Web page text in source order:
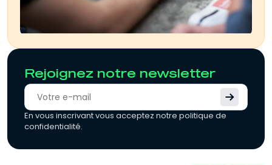
Rejoignez notre newsletter
En vous inscrivant vous acceptez notre politique de
confidentialité.